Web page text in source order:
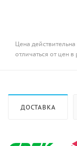
Цена
отличаться от цен
ДОСТАВКА